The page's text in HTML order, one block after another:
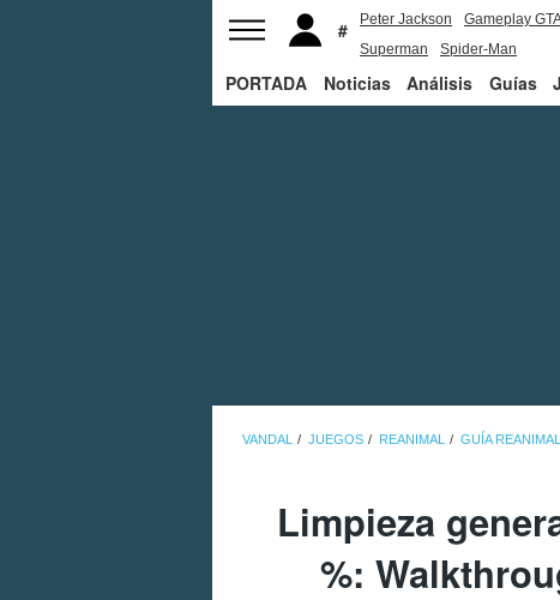
Peter Jackson
Gameplay
Superman
Spider-Man
PORTADA Noticias Análisis Guías
VANDAL JUEGOS REANIMAL GUÍA REANIMAL
Limpieza
%: